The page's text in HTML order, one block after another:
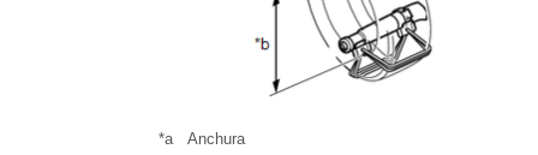
*a Anchura